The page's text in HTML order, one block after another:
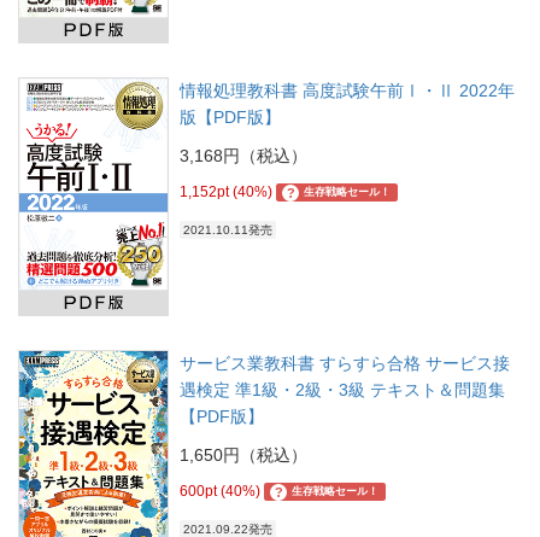
情報処理教科書 高度試験午前Ⅰ・Ⅱ 2022年
版【PDF版】
3,168円（税込）
1,152pt (40%) ? 生存戦略セール！
2021.10.11発売
サービス業教科書 すらすら合格 サービス接
遇検定 準1級・2級・3級 テキスト＆問題集
【PDF版】
1,650円（税込）
600pt (40%) ? 生存戦略セール！
2021.09.22発売